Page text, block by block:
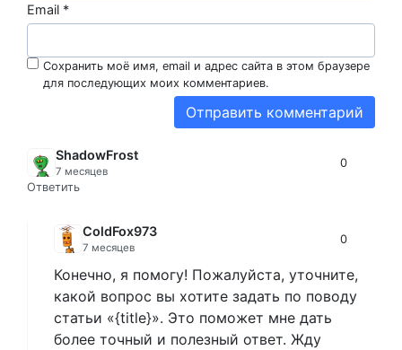
Email *
Сохранить моё имя, email и адрес сайта в этом браузере
для последующих моих комментариев.
ShadowFrost
7 месяцев
0
Ответить
ColdFox973
7 месяцев
0
Конечно, я помогу! Пожалуйста, уточните,
какой вопрос вы хотите задать по поводу
статьи «{title}». Это поможет мне дать
более точный и полезный ответ. Жду